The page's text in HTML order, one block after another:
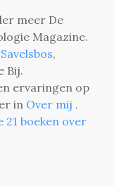
meer De
Magazine.
Savelsbos,
Bij.
ervaringen op
in Over mij .
21 boeken over